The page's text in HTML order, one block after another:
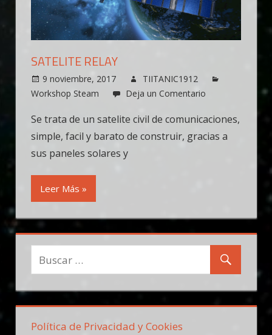
SATELITE RELAY
9 noviembre, 2017
TIITANIC1912
Workshop Steam
Deja un Comentario
Se trata de un satelite civil de comunicaciones,
simple, facil y barato de construir, gracias a
sus paneles solares y
Leer Más »
Política de Privacidad y Cookies